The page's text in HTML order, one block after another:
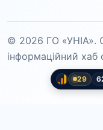
© 2026 ГО «УНІА».
інформаційний хаб
29